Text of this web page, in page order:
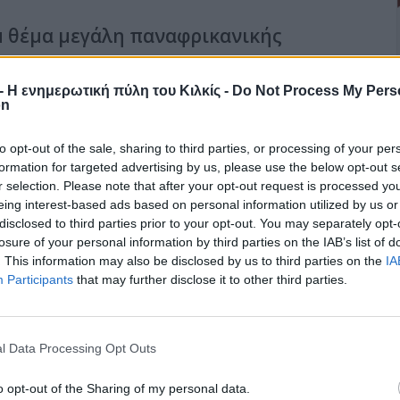
Η ενημερωτική πύλη του Κιλκίς - Do Not Process My
opt-out of the sale, sharing to third parties, or processing of your
for targeted advertising by us, please use the below opt-out
selection. Please note that after your opt-out request is processed
interest-based ads based on personal information utilized by us
to third parties prior to your opt-out. You may separately
of your personal information by third parties on the IAB’s list of
This information may also be disclosed by us to third parties on the
Participants that may further disclose it to other third parties.
Data Processing Opt Outs
opt-out of the Sharing of my personal data.
μεγάλη παναφρικανικής
την ανάπτυξη μιας αφρικανικής δύναμης 7.500 στρατιωτών
Μπόκο Χαράμ ξεκίνησε την Πέμπτη στο Γιαουντέ με τη
και Δυτικών ειδικών.
αναμένεται να διαρκέσουν τρεις ημέρες και «αποτελούν ένα
στάδιο στον πόλεμο τον οποίο η διεθνής κοινότητα
δήλωσε ο Καμερουνέζος υπουργός Άμυνας Έντγκαρ Άλεν Μέμπε
την επόμενη εβδομάδα